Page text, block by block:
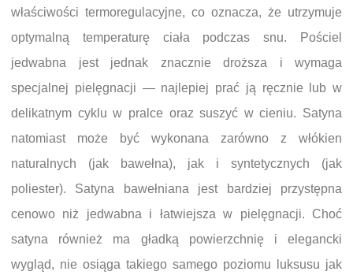
właściwości termoregulacyjne, co oznacza, że utrzymuje
optymalną temperaturę ciała podczas snu. Pościel
jedwabna jest jednak znacznie droższa i wymaga
specjalnej pielęgnacji — najlepiej prać ją ręcznie lub w
delikatnym cyklu w pralce oraz suszyć w cieniu. Satyna
natomiast może być wykonana zarówno z włókien
naturalnych (jak bawełna), jak i syntetycznych (jak
poliester). Satyna bawełniana jest bardziej przystępna
cenowo niż jedwabna i łatwiejsza w pielęgnacji. Choć
satyna również ma gładką powierzchnię i elegancki
wygląd, nie osiąga takiego samego poziomu luksusu jak